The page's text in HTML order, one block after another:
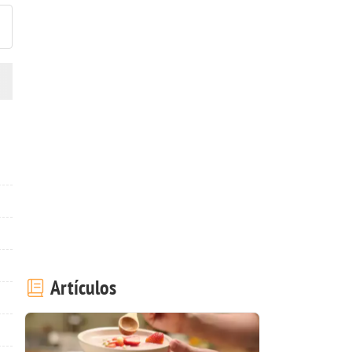
Artículos